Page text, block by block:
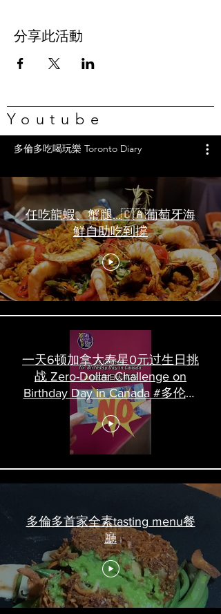
分享此活動
Youtube
多倫多吃喝玩樂 Toronto Diary
任吃龍蝦、蟹腿…🇨🇦葡萄牙海
鮮自助吃到撐
一天6顿加拿大寿星0元过生日挑
战 Zero-Dollar Challenge on
Birthday Day in Canada #多伦多
吃喝玩乐 #多伦多美食
#torontofood
多倫多首家全素tasting menu餐
廳